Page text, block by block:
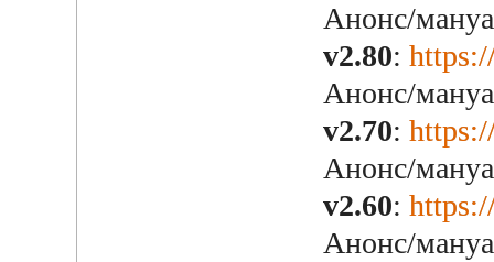
Анонс/
v2.80:
Анонс/
v2.70:
Анонс/
v2.60:
Анонс/